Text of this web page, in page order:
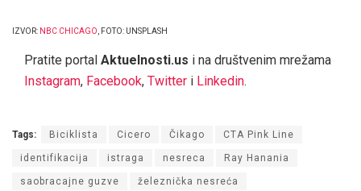
IZVOR: NBC CHICAGO , FOTO: UNSPLASH
Pratite portal Aktuelnosti.us i na društvenim mrežama
Instagram, Facebook, Twitter i Linkedin.
Tags: Biciklista Cicero Čikago CTA Pink Line
identifikacija istraga nesreca Ray Hanania
saobracajne guzve železnička nesreća